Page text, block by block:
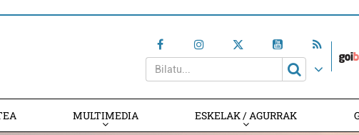
MULTIMEDIA ESKELAK / AGURRAK